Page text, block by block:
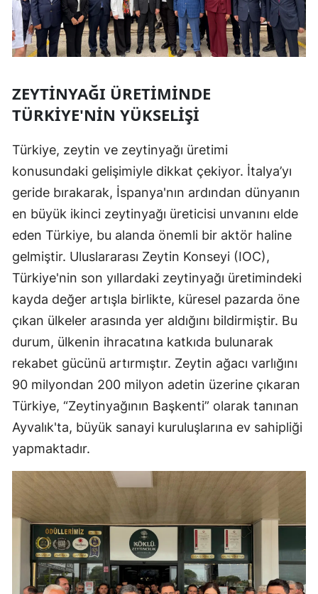
ZEYTINYAĞI ÜRETIMINDE
TÜRKIYE'NIN YÜKSELIŞI
Türkiye, zeytin ve zeytinyağı üretimi
konusundaki gelişimiyle dikkat çekiyor. İtalya’yı
geride bırakarak, İspanya'nın ardından dünyanın
en büyük ikinci zeytinyağı üreticisi unvanını elde
eden Türkiye, bu alanda önemli bir aktör haline
gelmiştir. Uluslararası Zeytin Konseyi (IOC),
Türkiye'nin son yıllardaki zeytinyağı üretimindeki
kayda değer artışla birlikte, küresel pazarda öne
çıkan ülkeler arasında yer aldığını bildirmiştir. Bu
durum, ülkenin ihracatına katkıda bulunarak
rekabet gücünü artırmıştır. Zeytin ağacı varlığını
90 milyondan 200 milyon adetin üzerine çıkaran
Türkiye, “Zeytinyağının Başkenti” olarak tanınan
Ayvalık'ta, büyük sanayi kuruluşlarına ev sahipliği
yapmaktadır.